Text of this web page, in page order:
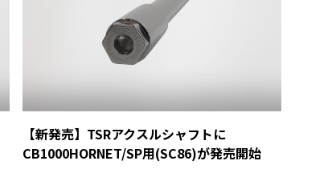
【新発売】TSRアクスルシャフトに
CB1000HORNET/SP用(SC86)が発売開始